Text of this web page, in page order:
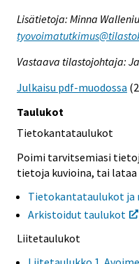
Lisätietoja: Minna
Vastaava tilastojohtaja:
Julkaisu pdf-muodossa
Taulukot
Tietokantataulukot
Poimi tarvitsemiasi
tietoja kuvioina, tai
Tietokantataulukot ja
Arkistoidut taulukot
Liitetaulukot